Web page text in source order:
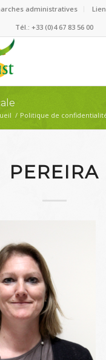
administratives
Tél.: +33 (0)4 67 83 56 00
/ Politique de
PEREIRA